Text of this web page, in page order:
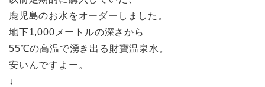
鹿児島のお水をオーダーしました。
地下1,000メートルの深さから
55℃の高温で湧き出る財寶温泉水。
安いんですよー。
↓